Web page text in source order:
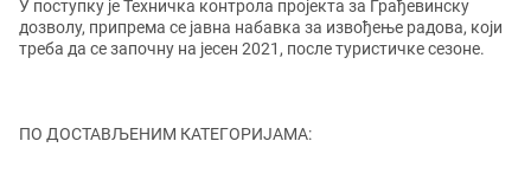
У поступку је Техничка контрола пројекта за Грађевинску
дозволу, припрема се јавна набавка за извођење радова, који
треба да се започну на јесен 2021, после туристичке сезоне.
ПО ДОСТАВЉЕНИМ КАТЕГОРИЈАМА: